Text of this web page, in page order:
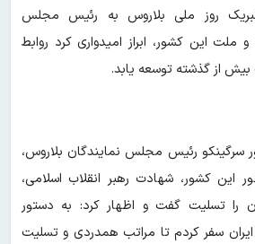
روز ملی بلاروس به رئیس مجلس
ملت این کشور، ابراز امیدواری کرد روابط
از گذشته توسعه یابد.
سرگینکو رئیس مجلس نمایندگان بلاروس،
این کشور، شهادت رهبر انقلاب اسلامی،
را تسلیت گفت و اظهار کرد: به دستور
سفر کردم تا مراتب همدردی و تسلیت